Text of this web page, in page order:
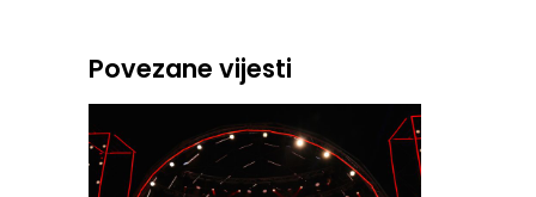
Povezane vijesti